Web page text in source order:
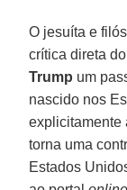
O jesuíta e
crítica direta do
Trump um
nascido nos
explicitamente
torna uma
Estados